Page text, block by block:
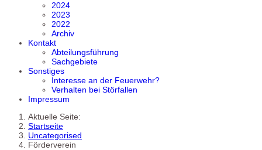
2024
2023
2022
Archiv
Kontakt
Abteilungsführung
Sachgebiete
Sonstiges
Interesse an der Feuerwehr?
Verhalten bei Störfallen
Impressum
Aktuelle Seite:
Startseite
Uncategorised
Förderverein